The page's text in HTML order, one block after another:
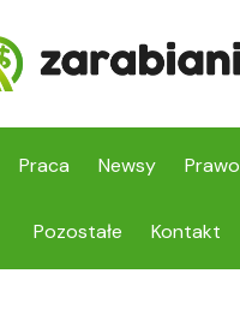
Praca Newsy Prawo
Pozostałe Kontakt